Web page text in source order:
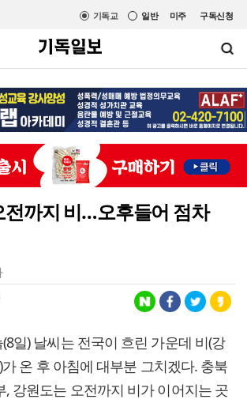
미주 구독신청
일반
기독교
전까지 비…오후들어 점차
일) 날씨는 전국이 흐린 가운데 비(강
온 후 아침에 대부분 그치겠다. 충북
, 강원도는 오전까지 비가 이어지는 곳